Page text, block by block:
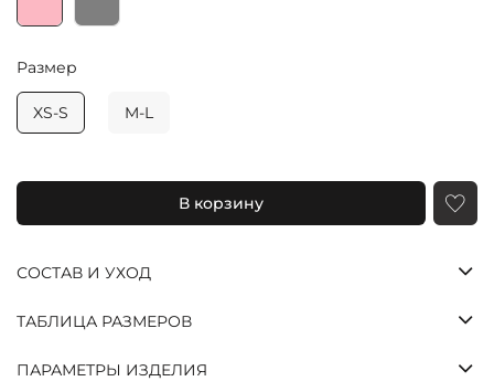
три платежа
с шагом в две
25%
Через
В корзину
Размер
XS-S M-L
ТАБЛИЦА РАЗМЕРОВ
СОСТАВ И УХОД
ПАРАМЕТРЫ ИЗДЕЛИЯ